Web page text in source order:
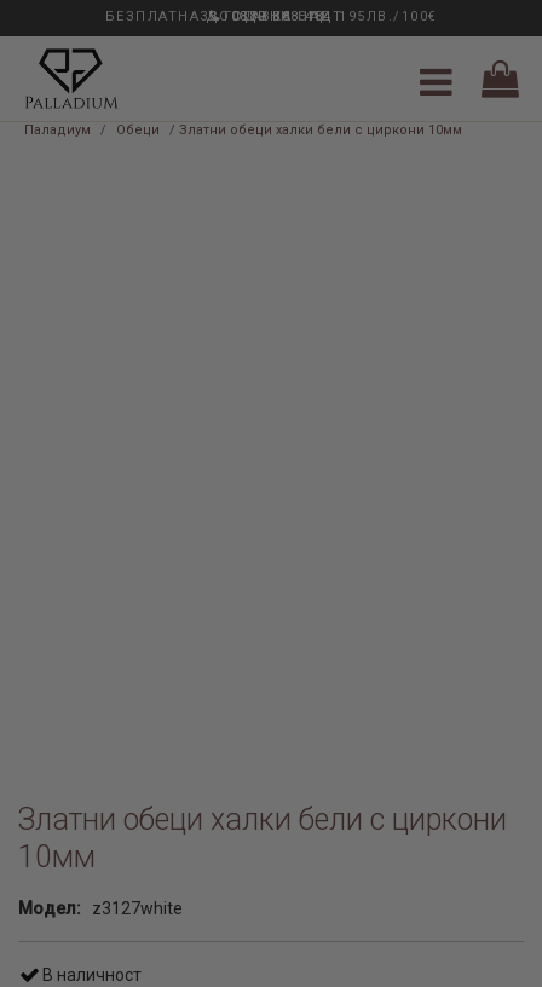
33 ГОДИНИ ОПИТ
БЕЗПЛАТНА ДОСТАВКА НАД 195ЛВ./100€
0889 888 484
Паладиум / Обеци / Златни обеци халки бели с циркони 10мм
Златни обеци халки бели с циркони
10мм
Модел: z3127white
В наличност